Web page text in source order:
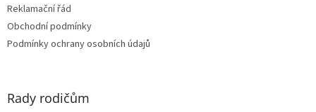
Reklamační řád
Obchodní podmínky
Podmínky ochrany osobních údajů
Rady rodičům